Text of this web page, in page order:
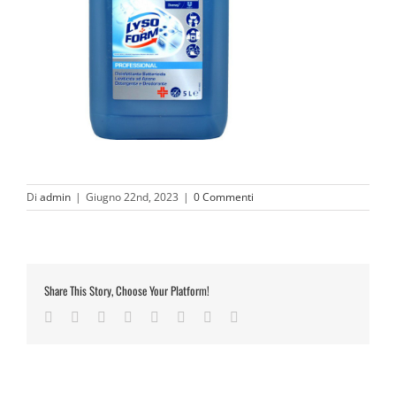
Di admin | Giugno 22nd, 2023 | 0 Commenti
Share This Story, Choose Your Platform!
Facebook
TwitterReddit LinkedIn
TumblrPinterest